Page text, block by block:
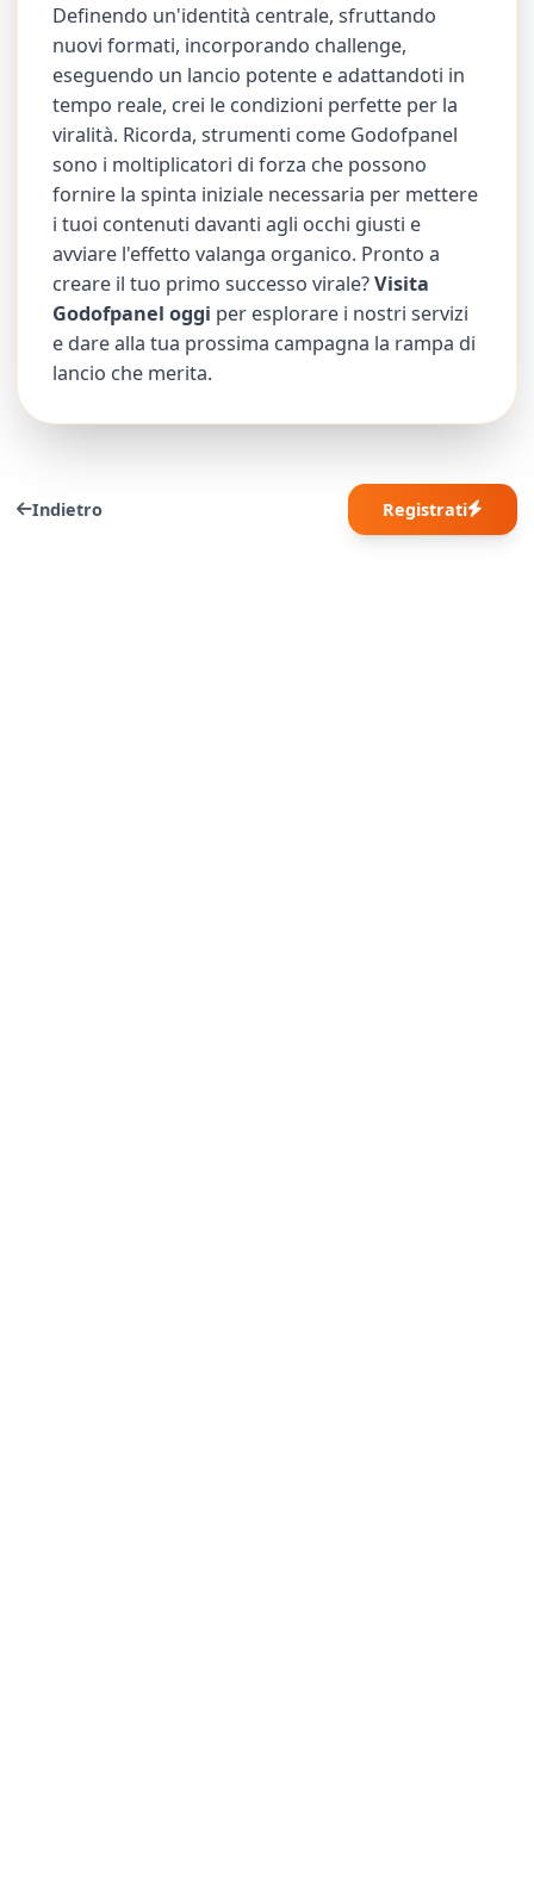
Definendo un'identità centrale, sfruttando
nuovi formati, incorporando challenge,
eseguendo un lancio potente e adattandoti in
tempo reale, crei le condizioni perfette per la
viralità. Ricorda, strumenti come Godofpanel
sono i moltiplicatori di forza che possono
fornire la spinta iniziale necessaria per mettere
i tuoi contenuti davanti agli occhi giusti e
avviare l'effetto valanga organico. Pronto a
creare il tuo primo successo virale?Visita
Godofpanel oggi per esplorare i nostri servizi
e dare alla tua prossima campagna la rampa di
lancio che merita.
Indietro Registrati